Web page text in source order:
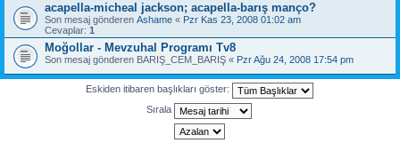
acapella-micheal jackson; acapella-barış manço?
Son mesaj gönderen Ashame « Pzr Kas 23, 2008 01:02 am
Cevaplar: 1
Moğollar - Mevzuhal Programı Tv8
Son mesaj gönderen BARIŞ_CEM_BARIŞ « Pzr Ağu 24, 2008 17:54 pm
Eskiden itibaren başlıkları göster:
Sırala